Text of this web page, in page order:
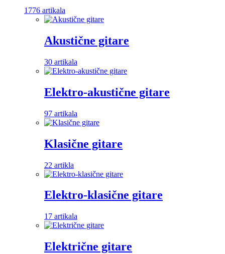
1776 artikala
Akustične gitare
30 artikala
Elektro-akustične gitare
97 artikala
Klasične gitare
22 artikla
Elektro-klasične gitare
17 artikala
Električne gitare